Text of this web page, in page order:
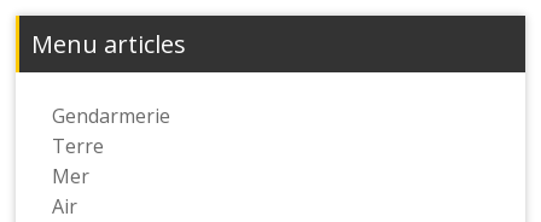
Menu articles
Gendarmerie
Terre
Mer
Air